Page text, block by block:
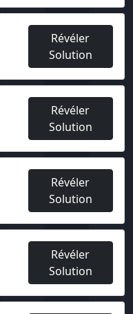
Révéler
Solution
Révéler
Solution
Révéler
Solution
Révéler
Solution